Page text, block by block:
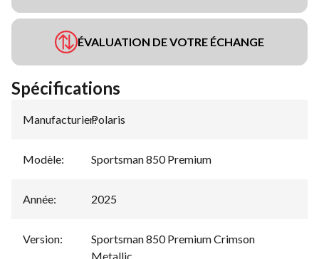
ÉVALUATION DE VOTRE ÉCHANGE
Spécifications
Manufacturier:
Polaris
Modèle: Sportsman 850 Premium
Année: 2025
Version:
Sportsman 850 Premium Crimson
Metallic